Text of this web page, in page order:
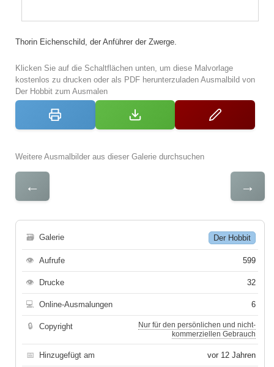
Thorin Eichenschild, der Anführer der Zwerge.
Klicken Sie auf die Schaltflächen unten, um diese Malvorlage
kostenlos zu drucken oder als PDF herunterzuladen Ausmalbild von
Der Hobbit zum Ausmalen
Weitere Ausmalbilder aus dieser Galerie durchsuchen
← →
🗃 Galerie Der Hobbit
👁 Aufrufe 599
👁 Drucke 32
💻 Online-Ausmalungen 6
🔒 Copyright
Nur für den persönlichen und nicht-
kommerziellen Gebrauch
📅 Hinzugefügt am vor 12 Jahren